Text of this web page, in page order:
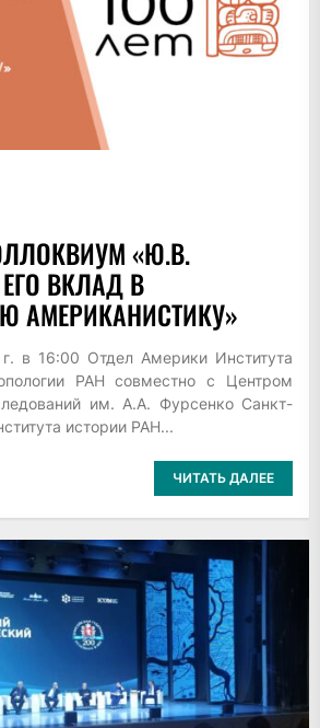
«Ю.В.
ВКЛАД В
АМЕРИКАНИСТИКУ»
в 16:00 Отдел Америки Института
РАН совместно с Центром
им. А.А. Фурсенко Санкт-
истории РАН...
ЧИТАТЬ ДАЛЕЕ